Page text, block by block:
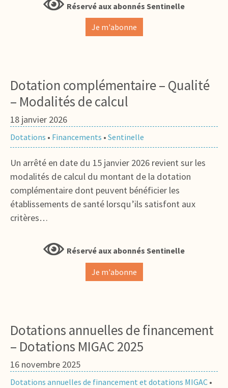
Réservé aux abonnés Sentinelle
Je m'abonne
Dotation complémentaire – Qualité
– Modalités de calcul
18 janvier 2026
Dotations • Financements • Sentinelle
Un arrêté en date du 15 janvier 2026 revient sur les
modalités de calcul du montant de la dotation
complémentaire dont peuvent bénéficier les
établissements de santé lorsqu’ils satisfont aux
critères…
Réservé aux abonnés Sentinelle
Je m'abonne
Dotations annuelles de financement
– Dotations MIGAC 2025
16 novembre 2025
Dotations annuelles de financement et dotations MIGAC •